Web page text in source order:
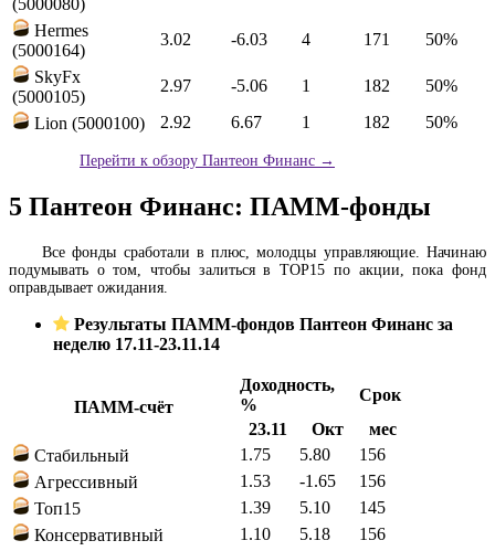
(5000080)
Hermes
(5000164)
3.02 -6.03 4 171
50%
SkyFx
(5000105)
2.97 -5.06 1 182
50%
Lion (5000100)
2.92 6.67 1 182 50%
Перейти к обзору Пантеон Финанс →
5 Пантеон Финанс: ПАММ-фонды
Все фонды сработали в плюс, молодцы управляющие. Начинаю
подумывать о том, чтобы залиться в TOP15 по акции, пока фонд
оправдывает ожидания.
Результаты ПАММ-фондов Пантеон Финанс за
неделю 17.11-23.11.14
ПАММ-счёт
Доходность,
%
Срок
23.11
Окт
мес
Стабильный
1.75 5.80
156
Агрессивный
1.53 -1.65
156
Топ15
1.39 5.10
145
Консервативный
1.10 5.18 156